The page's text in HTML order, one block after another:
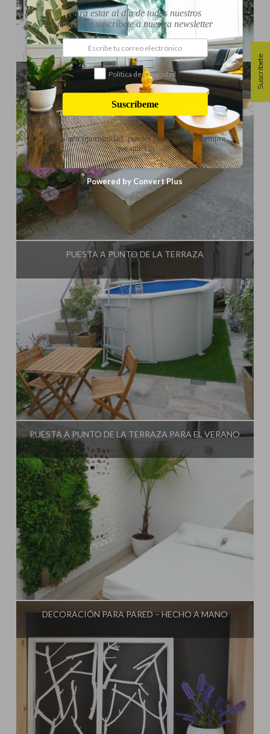
Influencer:Decorar tu casa
DIY – PASO A PASO SOFÁ CON PALETS
Influencer: Decorar tu casa
PUESTA A PUNTO DE LA TERRAZA
Influencer:Decorar tu casa
PUESTA A PUNTO DE LA TERRAZA PARA EL VERANO
Influencer:Decorar tu casa
DECORACIÓN PARA PARED – HECHO A MANO
Suscríbete
Para estar al día de todos nuestros
proyectos suscríbete a nuestra newsletter
Política de privacidad
Suscríbeme
Danos una oportunidad, puedes darte de baja siempre
que quieras
Powered by Convert Plus